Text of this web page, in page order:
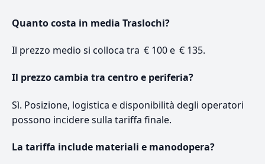
Quanto costa in media Traslochi?
Il prezzo medio si colloca tra € 100 e € 135.
Il prezzo cambia tra centro e periferia?
Sì. Posizione, logistica e disponibilità degli operatori
possono incidere sulla tariffa finale.
La tariffa include materiali e manodopera?